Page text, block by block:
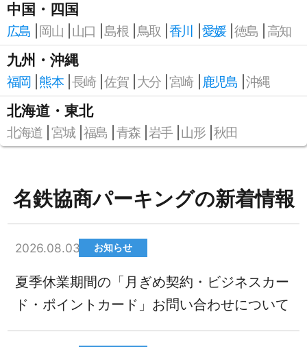
中国・四国
広島 岡山 山口 島根 鳥取 香川 愛媛 徳島 高知
九州・沖縄
福岡 熊本 長崎 佐賀 大分 宮崎 鹿児島 沖縄
北海道・東北
北海道 宮城 福島 青森 岩手 山形 秋田
名鉄協商パーキングの新着情報
2026.08.03 お知らせ
夏季休業期間の「月ぎめ契約・ビジネスカー
ド・ポイントカード」お問い合わせについて